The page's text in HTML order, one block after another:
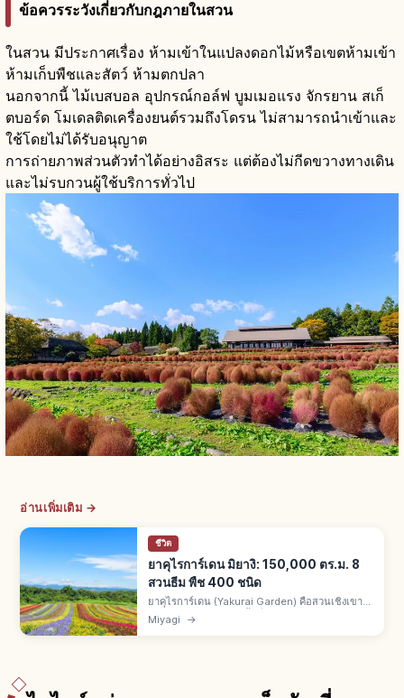
ข้อควรระวังเกี่ยวกับกฎภายในสวน
ในสวน มีประกาศเรื่อง ห้ามเข้าในแปลงดอกไม้หรือเขตห้ามเข้า
ห้ามเก็บพืชและสัตว์ ห้ามตกปลา
นอกจากนี้ ไม้เบสบอล อุปกรณ์กอล์ฟ บูมเมอแรง จักรยาน สเก็
ตบอร์ด โมเดลติดเครื่องยนต์รวมถึงโดรน ไม่สามารถนำเข้าและ
ใช้โดยไม่ได้รับอนุญาต
การถ่ายภาพส่วนตัวทำได้อย่างอิสระ แต่ต้องไม่กีดขวางทางเดิน
และไม่รบกวนผู้ใช้บริการทั่วไป
อ่านเพิ่มเติม →
ชีวิต
ยาคุไรการ์เดน มิยางิ: 150,000 ตร.ม. 8
สวนธีม พืช 400 ชนิด
ยาคุไรการ์เดน (Yakurai Garden) คือสวนเชิงเขา
ยาคุไรซังคามิ จ.มิยางิ พื้นที่ราว 150,000 ตร.ม. (3
เท่าโตเกียวโดม) พืชราว 400 ชนิด 8 สวนธีม โคเคีย
Miyagi →